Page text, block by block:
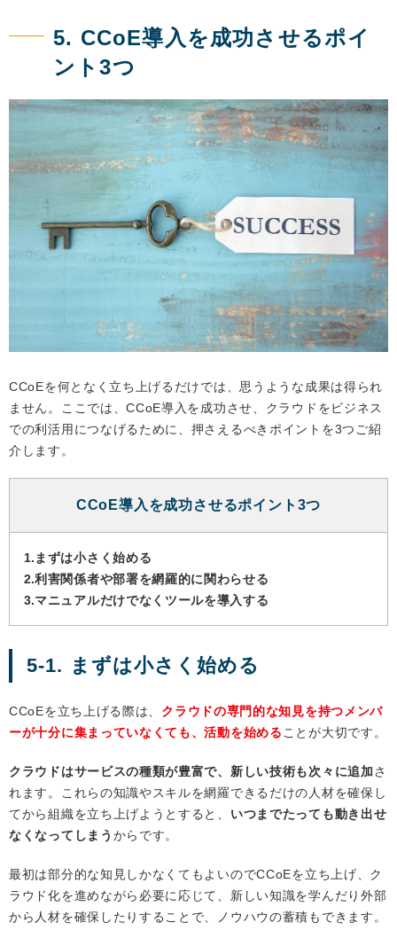
5. CCoE導入を成功させるポイ
ント3つ
CCoEを何となく立ち上げるだけでは、思うような成果は得られ
ません。ここでは、CCoE導入を成功させ、クラウドをビジネス
での利活用につなげるために、押さえるべきポイントを3つご紹
介します。
CCoE導入を成功させるポイント3つ
まずは小さく始める
利害関係者や部署を網羅的に関わらせる
マニュアルだけでなくツールを導入する
5-1. まずは小さく始める
CCoEを立ち上げる際は、 クラウドの専門的な知見を持つメンバ
ーが十分に集まっていなくても、活動を始めることが大切です。
クラウドはサービスの種類が豊富で、新しい技術も次々に追加さ
れます。これらの知識やスキルを網羅できるだけの人材を確保し
てから組織を立ち上げようとすると、 いつまでたっても動き出せ
なくなってしまう からです。
最初は部分的な知見しかなくてもよいのでCCoEを立ち上げ、ク
ラウド化を進めながら必要に応じて、新しい知識を学んだり外部
から人材を確保したりすることで、ノウハウの蓄積もできます。